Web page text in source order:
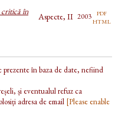
critică în
Aspecte, II 2003 pdf
html
în baza de date, nefiind
și eventualul refuz ca
adresa de email [Please enable